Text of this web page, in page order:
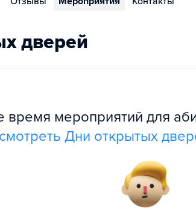
дверей
мероприятий для
Дни открытых